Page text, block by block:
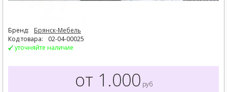
Бренд:
Брянск-Мебель
Код товара:
02-04-00025
уточняйте наличие
от 1.000 руб